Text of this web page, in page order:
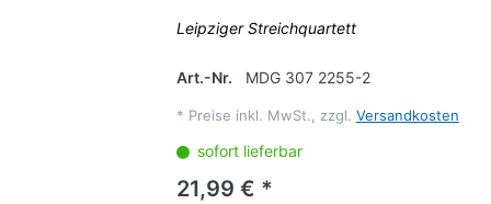
Leipziger Streichquartett
Art.-Nr. MDG 307 2255-2
* Preise inkl. MwSt., zzgl. Versandkosten
sofort lieferbar
21,99 € *